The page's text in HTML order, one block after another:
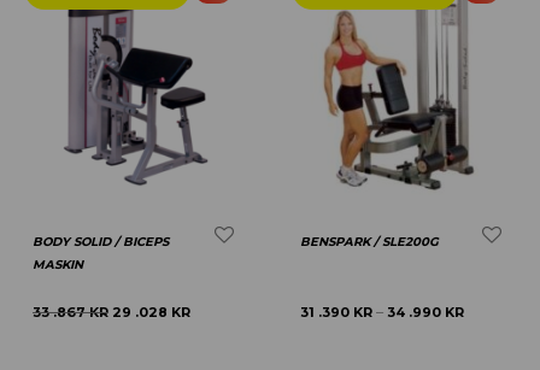
BODY SOLID / BICEPS
MASKIN
33 .867KR 29 .028 KR
BENSPARK / SLE200G
31 .390 KR – 34 .990 KR